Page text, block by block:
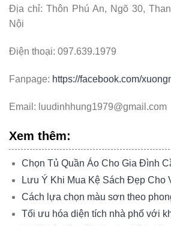
Địa chỉ: Thôn Phú An, Ngõ 30,
Nội
Điện thoại: 097.639.1979
Fanpage: https://facebook.com/
Email: luudinhhung1979@gmail.com
Xem thêm:
Chọn Tủ Quần Áo Cho Gia Đình
Lưu Ý Khi Mua Kệ Sách Đẹp Cho
Cách lựa chọn màu sơn theo
Tối ưu hóa diện tích nhà phố với